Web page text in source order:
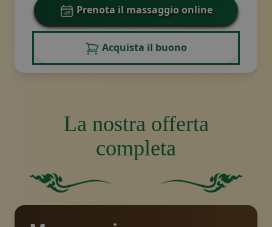
Prenota il massaggio online
Acquista il buono
La nostra offerta
completa